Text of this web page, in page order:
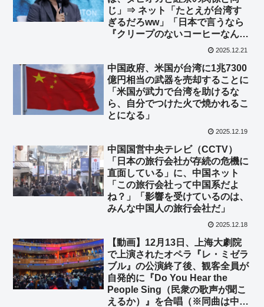
じ」⇒ ネット「たとえが台湾す
ぎるだろww」「日本で言うなら
『クリープのないコーヒーなん
2025.12.21
中国政府、米国が台湾に1兆7300
億円相当の武器を売却することに
「米国が武力で台湾を助けるな
ら、自分でつけた火で焼かれるこ
とになる」
2025.12.19
中国国営中央テレビ（CCTV）
「日本の旅行会社が存続の危機に
直面している」に、中国ネット
「この旅行会社って中国系だよ
ね？」「影響を受けているのは、
みんな中国人の旅行会社だ」
2025.12.18
【動画】12月13日、上海大劇院
で上演されたオペラ『レ・ミゼラ
ブル』の公演終了後、観客全員が
自発的に『Do You Hear the
People Sing（民衆の歌声が聞こ
えるか）』を合唱（※同曲は中国